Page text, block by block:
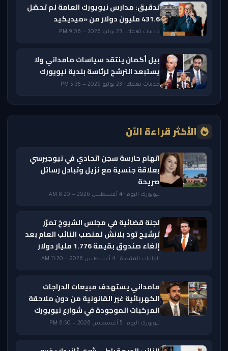
تدقيق: مدارس نيويورك العامة لم تحصّل
431.6 مليون دولار من «ميديكيد
خدمات تهمك · 23 يوليو 2026 — 9:06 PM
بيل أكمان ينتقد سياسات مامداني ولا
يستبعد الترشح لرئاسة بلدية نيويورك
خدمات تهمك · 23 يوليو 2026 — 5:35 PM
الأكثر قراءة الآن
اتهام حارسة سجن اتحادي في نيوجيرسي
بعلاقة جنسية مع نزيل وتبادل رسائل
صريحة
نيويورك اليوم · 4 أغسطس 2026 — 8:20 AM
لجنة قضائية في مجلس الشيوخ تمرّر
ترشيح تود بلانش لمنصب النائب العام بعد
إلغاء صندوق بقيمة 1.776 مليار دولار
الولايات المتحدة · 4 أغسطس 2026 — 11:20 AM
مامداني يستهدف مبيعات الدراجات
الكهربائية غير القانونية من دون ملاحقة
المركبات الموجودة في شوارع نيويورك
نيويورك اليوم · 5 أغسطس 2026 — 6:50 PM